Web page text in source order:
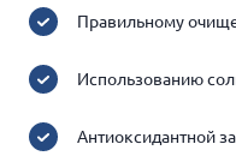
Правильному
Использованию
Антиоксидантной